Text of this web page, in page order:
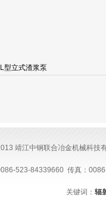
型立式渣浆泵
靖江中钢联合冶金机械科技
523-84339660 传真：
关键词：辐